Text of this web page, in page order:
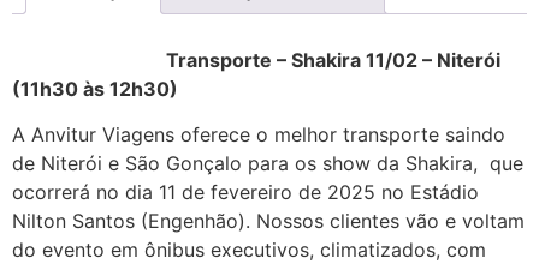
Transporte – Shakira 11/02 – Niterói
(11h30 às 12h30)
A Anvitur Viagens oferece o melhor transporte saindo
de Niterói e São Gonçalo para os show da Shakira, que
ocorrerá no dia 11 de fevereiro de 2025 no Estádio
Nilton Santos (Engenhão). Nossos clientes vão e voltam
do evento em ônibus executivos, climatizados, com